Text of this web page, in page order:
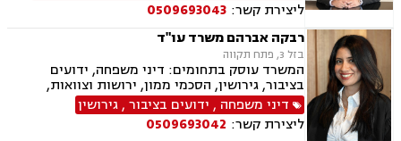
הורי, כתובה, אבהות, מעמד אישי, עסקאות מתנה.
ליצירת קשר: 0509693043
רבקה אברהם משרד עו"ד
בזל 3, פתח תקווה
המשרד עוסק בתחומים: דיני משפחה, ידועים
בציבור, גירושין, הסכמי ממון, ירושות וצוואות,
אבהות, מזונות, משמורת, חוק הנוער, חלוקת רכוש,
זמני שהות, החזקת ילדים, ניכור הורי, אומנה, משפט
אזרחי, דיני חוזים, פלילי
דיני משפחה , ידועים בציבור,גירושין
ליצירת קשר: 0509693042